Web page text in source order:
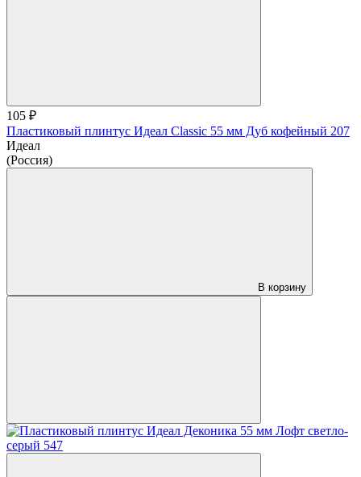
105 ₽
Пластиковый плинтус Идеал Classic 55 мм Дуб кофейный 207
Идеал
(Россия)
В корзину